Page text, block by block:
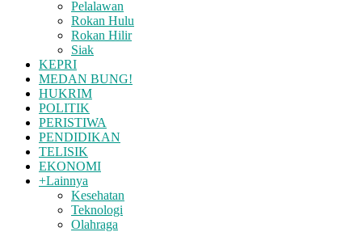
Pelalawan
Rokan Hulu
Rokan Hilir
Siak
KEPRI
MEDAN BUNG!
HUKRIM
POLITIK
PERISTIWA
PENDIDIKAN
TELISIK
EKONOMI
+Lainnya
Kesehatan
Teknologi
Olahraga